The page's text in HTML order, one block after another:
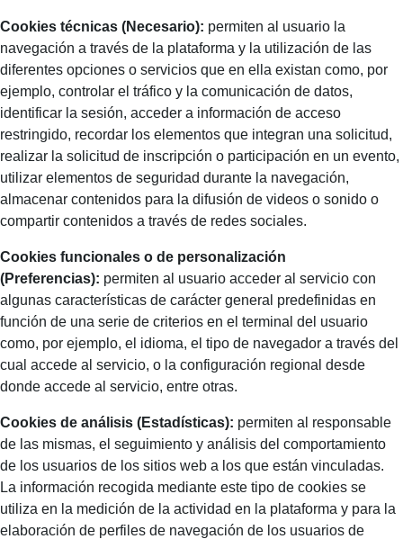
Cookies técnicas (Necesario): permiten al usuario la
navegación a través de la plataforma y la utilización de las
diferentes opciones o servicios que en ella existan como, por
ejemplo, controlar el tráfico y la comunicación de datos,
identificar la sesión, acceder a información de acceso
restringido, recordar los elementos que integran una solicitud,
realizar la solicitud de inscripción o participación en un evento,
utilizar elementos de seguridad durante la navegación,
almacenar contenidos para la difusión de videos o sonido o
compartir contenidos a través de redes sociales.
Cookies funcionales o de personalización
(Preferencias): permiten al usuario acceder al servicio con
algunas características de carácter general predefinidas en
función de una serie de criterios en el terminal del usuario
como, por ejemplo, el idioma, el tipo de navegador a través del
cual accede al servicio, o la configuración regional desde
donde accede al servicio, entre otras.
Cookies de análisis (Estadísticas): permiten al responsable
de las mismas, el seguimiento y análisis del comportamiento
de los usuarios de los sitios web a los que están vinculadas.
La información recogida mediante este tipo de cookies se
utiliza en la medición de la actividad en la plataforma y para la
elaboración de perfiles de navegación de los usuarios de